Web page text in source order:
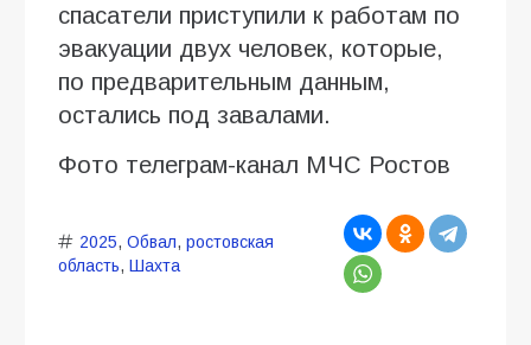
спасатели приступили к работам по
эвакуации двух человек, которые,
по предварительным данным,
остались под завалами.
Фото телеграм-канал МЧС Ростов
2025, Обвал, ростовская
область, Шахта